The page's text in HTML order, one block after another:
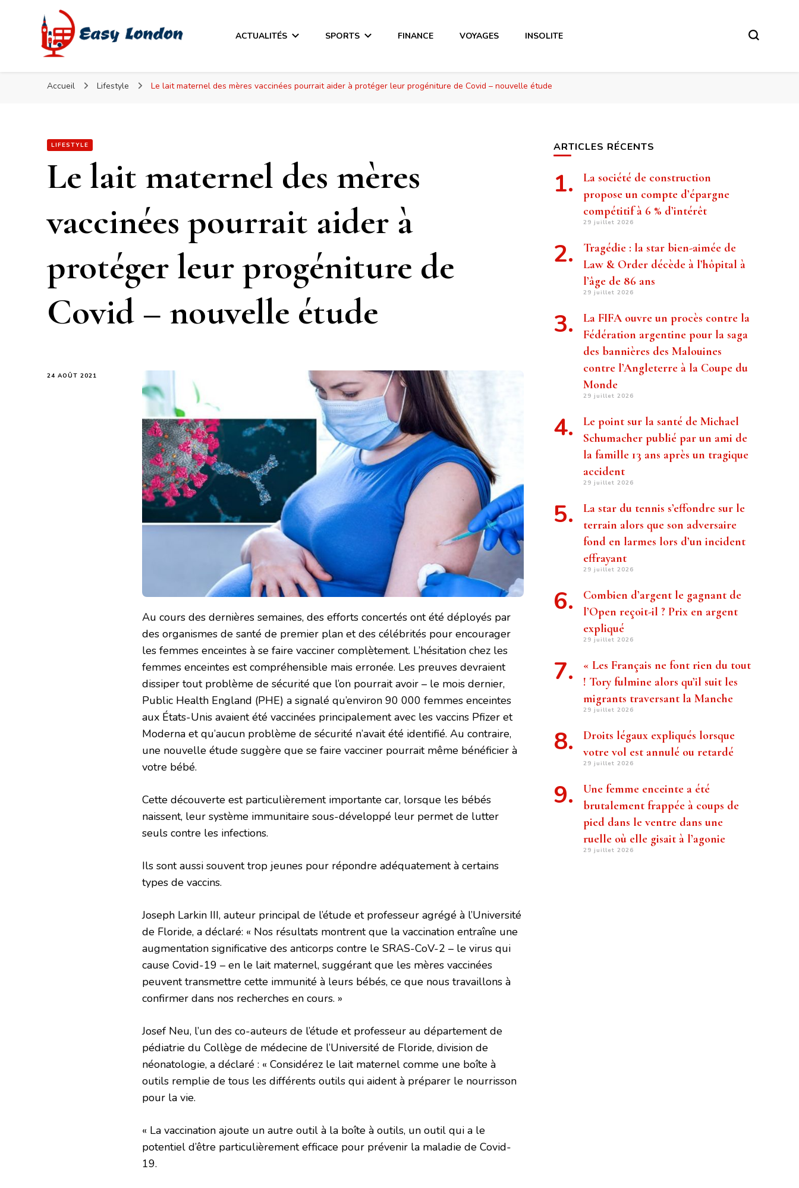
Easy London
Easy London
ACTUALITÉS SPORTS FINANCE VOYAGES INSOLITE
Accueil Lifestyle Le lait maternel des mères vaccinées pourrait aider à protéger leur progéniture de Covid – nouvelle étude
LIFESTYLE
Le lait maternel des mères
vaccinées pourrait aider à
protéger leur progéniture de
Covid – nouvelle étude
24 AOÛT 2021
Au cours des dernières semaines, des efforts concertés ont été déployés par
des organismes de santé de premier plan et des célébrités pour encourager
les femmes enceintes à se faire vacciner complètement. L’hésitation chez les
femmes enceintes est compréhensible mais erronée. Les preuves devraient
dissiper tout problème de sécurité que l’on pourrait avoir – le mois dernier,
Public Health England (PHE) a signalé qu’environ 90 000 femmes enceintes
aux États-Unis avaient été vaccinées principalement avec les vaccins Pfizer et
Moderna et qu’aucun problème de sécurité n’avait été identifié. Au contraire,
une nouvelle étude suggère que se faire vacciner pourrait même bénéficier à
votre bébé.
Cette découverte est particulièrement importante car, lorsque les bébés
naissent, leur système immunitaire sous-développé leur permet de lutter
seuls contre les infections.
Ils sont aussi souvent trop jeunes pour répondre adéquatement à certains
types de vaccins.
Joseph Larkin III, auteur principal de l’étude et professeur agrégé à l’Université
de Floride, a déclaré: « Nos résultats montrent que la vaccination entraîne une
augmentation significative des anticorps contre le SRAS-CoV-2 – le virus qui
cause Covid-19 – en le lait maternel, suggérant que les mères vaccinées
peuvent transmettre cette immunité à leurs bébés, ce que nous travaillons à
confirmer dans nos recherches en cours. »
Josef Neu, l’un des co-auteurs de l’étude et professeur au département de
pédiatrie du Collège de médecine de l’Université de Floride, division de
néonatologie, a déclaré : « Considérez le lait maternel comme une boîte à
outils remplie de tous les différents outils qui aident à préparer le nourrisson
pour la vie.
« La vaccination ajoute un autre outil à la boîte à outils, un outil qui a le
potentiel d’être particulièrement efficace pour prévenir la maladie de Covid-
19.
ARTICLES RÉCENTS
La société de construction
propose un compte d’épargne
compétitif à 6 % d’intérêt
29 juillet 2026
Tragédie : la star bien-aimée de
Law & Order décède à l’hôpital à
l’âge de 86 ans
29 juillet 2026
La FIFA ouvre un procès contre la
Fédération argentine pour la saga
des bannières des Malouines
contre l’Angleterre à la Coupe du
Monde
29 juillet 2026
Le point sur la santé de Michael
Schumacher publié par un ami de
la famille 13 ans après un tragique
accident
29 juillet 2026
La star du tennis s’effondre sur le
terrain alors que son adversaire
fond en larmes lors d’un incident
effrayant
29 juillet 2026
Combien d’argent le gagnant de
l’Open reçoit-il ? Prix ​​en argent
expliqué
29 juillet 2026
« Les Français ne font rien du tout
! Tory fulmine alors qu’il suit les
migrants traversant la Manche
29 juillet 2026
Droits légaux expliqués lorsque
votre vol est annulé ou retardé
29 juillet 2026
Une femme enceinte a été
brutalement frappée à coups de
pied dans le ventre dans une
ruelle où elle gisait à l’agonie
29 juillet 2026